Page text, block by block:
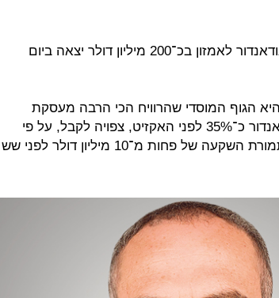
ההודעה הרשמית על מכירת קלאודאנדור לאמזון בכ־200 מיליון דולר יצאה ביום
הגוף המוסדי שהרוויח הכי הרבה מעסקת
הרכישה. הקרן שהחזיקה בקלאודאנדור כ־35% לפני האקזיט, צפויה לקבל, על פי
הערכות, כ־70 מיליון דולר. זאת תמורת השקעה של פחות מ־10 מיליון דולר לפני שש